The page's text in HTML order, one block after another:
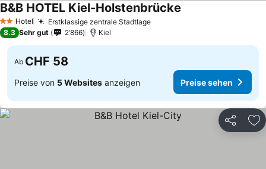
2 Sterne
Hotel Erstklassige zentrale Stadtlage
B&B HOTEL Kiel-Holstenbrücke
8.3 Sehr gut 2’866 Kiel
Ab CHF 58
Preise von 5 Websites anzeigen Preise sehen
Teilen